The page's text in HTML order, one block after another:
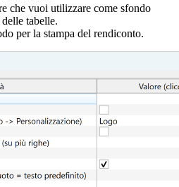
che vuoi utilizzare come sfondo
tabelle.
per la stampa del rendiconto.